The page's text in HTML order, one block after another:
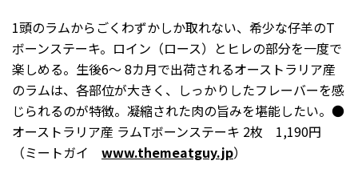
1頭のラムからごくわずかしか取れない、希少な仔羊のT
ボーンステーキ。ロイン（ロース）とヒレの部分を一度で
楽しめる。生後6～ 8カ月で出荷されるオーストラリア産
のラムは、各部位が大きく、しっかりしたフレーバーを感
じられるのが特徴。凝縮された肉の旨みを堪能したい。●
オーストラリア産 ラムTボーンステーキ 2枚 1,190円
（ミートガイ www.themeatguy.jp）